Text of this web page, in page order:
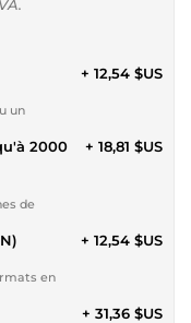
un
+ 12,54 $US
2000
de
+ 18,81 $US
en
+ 12,54 $US
+ 31,36 $US